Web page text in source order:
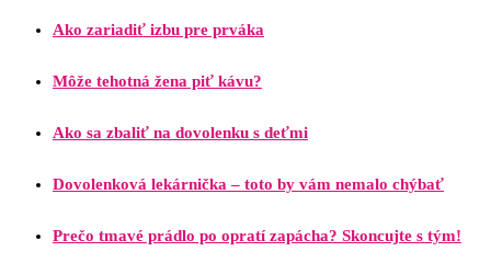
Ako zariadiť izbu pre prváka
Môže tehotná žena piť kávu?
Ako sa zbaliť na dovolenku s deťmi
Dovolenková lekárnička – toto by vám nemalo chýbať
Prečo tmavé prádlo po opratí zapácha? Skoncujte s tým!